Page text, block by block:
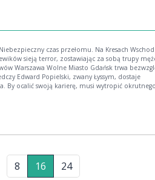
czas przełomu. Na Kresach
sieją terror, zostawiając za sobą trupy
Edward Popielski, zwany Łyssym, dostaje
By ocalić swoją karierę, musi wytropić
się oderwać.
8 16 24